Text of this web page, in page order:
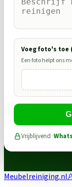
Voeg foto's toe
Een foto helpt ons
Vrijblijvend ·
Meubelreiniging.nl